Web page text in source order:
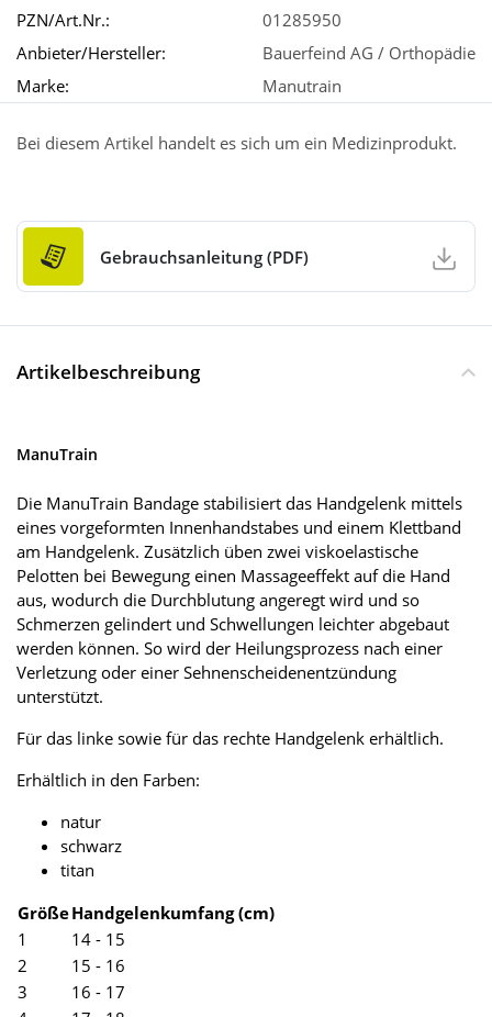
PZN/Art.Nr.:
01285950
Anbieter/Hersteller:
Bauerfeind AG / Orthopädie
Marke:
Manutrain
Bei diesem Artikel handelt es sich um ein Medizinprodukt.
Gebrauchsanleitung (PDF)
Artikelbeschreibung
ManuTrain
Die ManuTrain Bandage stabilisiert das Handgelenk mittels
eines vorgeformten Innenhandstabes und einem Klettband
am Handgelenk. Zusätzlich üben zwei viskoelastische
Pelotten bei Bewegung einen Massageeffekt auf die Hand
aus, wodurch die Durchblutung angeregt wird und so
Schmerzen gelindert und Schwellungen leichter abgebaut
werden können. So wird der Heilungsprozess nach einer
Verletzung oder einer Sehnenscheidenentzündung
unterstützt.
Für das linke sowie für das rechte Handgelenk erhältlich.
Erhältlich in den Farben:
natur
schwarz
titan
GrößeHandgelenkumfang (cm)
1
14 - 15
2
15 - 16
3
16 - 17